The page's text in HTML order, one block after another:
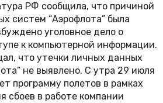
РФ сообщила, что причиной
систем “Аэрофлота” была
уголовное дело о
к компьютерной информации.
что утечки личных данных
не выявлено. С утра 29 июля
программу полетов в рамках
сбоев в работе компании